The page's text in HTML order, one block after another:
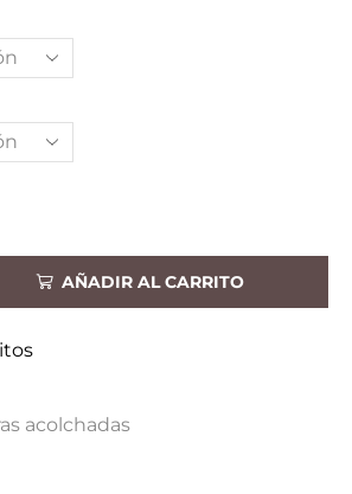
AÑADIR AL CARRITO
acolchadas